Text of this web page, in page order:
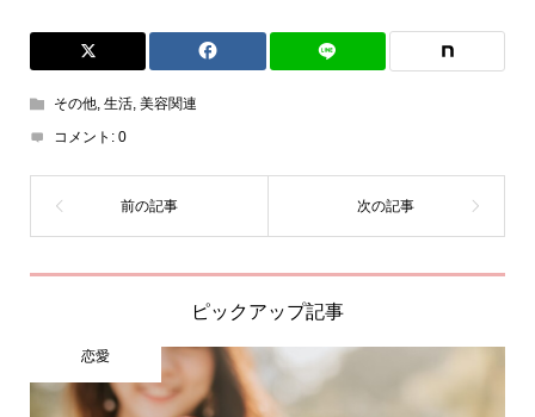
その他, 生活, 美容関連
コメント: 0
ピックアップ記事
恋愛